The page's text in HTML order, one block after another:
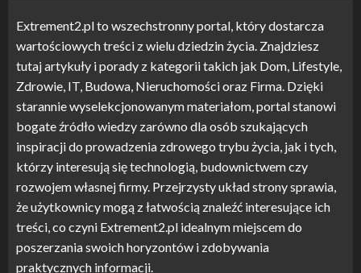
Extrement2.pl to wszechstronny portal, który dostarcza
wartościowych treści z wielu dziedzin życia. Znajdziesz
tutaj artykuły i porady z kategorii takich jak Dom, Lifestyle,
Zdrowie, IT, Budowa, Nieruchomości oraz Firma. Dzięki
starannie wyselekcjonowanym materiałom, portal stanowi
bogate źródło wiedzy zarówno dla osób szukających
inspiracji do prowadzenia zdrowego trybu życia, jak i tych,
którzy interesują się technologią, budownictwem czy
rozwojem własnej firmy. Przejrzysty układ strony sprawia,
że użytkownicy mogą z łatwością znaleźć interesujące ich
treści, co czyni Extrement2.pl idealnym miejscem do
poszerzania swoich horyzontów i zdobywania
praktycznych informacji.